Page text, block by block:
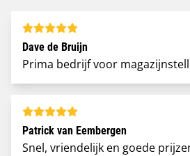
Dave de Bruijn
Prima bedrijf voor
Patrick van Eembergen
Snel, vriendelijk en goede